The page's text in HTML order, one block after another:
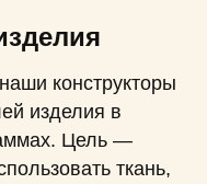
конструкторы
изделия в
Цель —
ткань,